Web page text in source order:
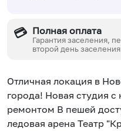
💳 Полная оплата
Гарантия заселения,
второй день заселения
Отличная локация в
города! Новая студия
ремонтом В пешей
ледовая арена Театр